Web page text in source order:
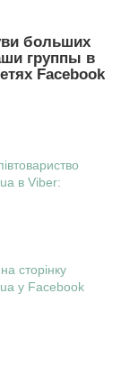
больших
группы в
Facebook
в Viber:
сторінку
у Facebook